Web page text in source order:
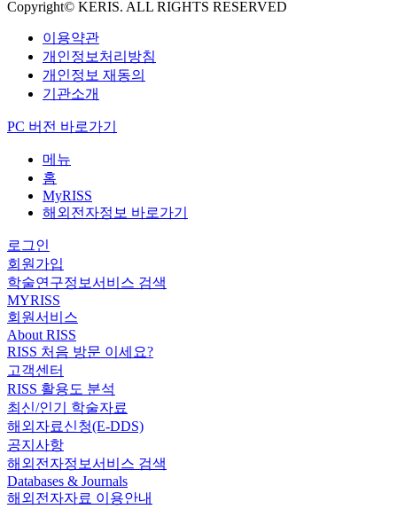
Copyright© KERIS. ALL RIGHTS RESERVED
이용약관
개인정보처리방침
개인정보 재동의
기관소개
PC 버전 바로가기
메뉴
홈
MyRISS
해외전자정보 바로가기
로그인
회원가입
학술연구정보서비스 검색
MYRISS
회원서비스
About RISS
RISS 처음 방문 이세요?
고객센터
RISS 활용도 분석
최신/인기 학술자료
해외자료신청(E-DDS)
공지사항
해외전자정보서비스 검색
Databases & Journals
해외전자자료 이용안내